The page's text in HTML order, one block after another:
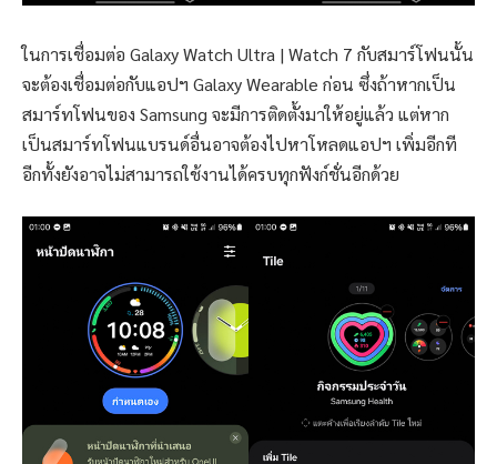
ในการเชื่อมต่อ Galaxy Watch Ultra | Watch 7 กับสมาร์โฟนนั้น
จะต้องเชื่อมต่อกับแอปฯ Galaxy Wearable ก่อน ซึ่งถ้าหากเป็น
สมาร์ทโฟนของ Samsung จะมีการติดตั้งมาให้อยู่แล้ว แต่หาก
เป็นสมาร์ทโฟนแบรนด์อื่นอาจต้องไปหาโหลดแอปฯ เพิ่มอีกที
อีกทั้งยังอาจไม่สามารถใช้งานได้ครบทุกฟังก์ชั่นอีกด้วย